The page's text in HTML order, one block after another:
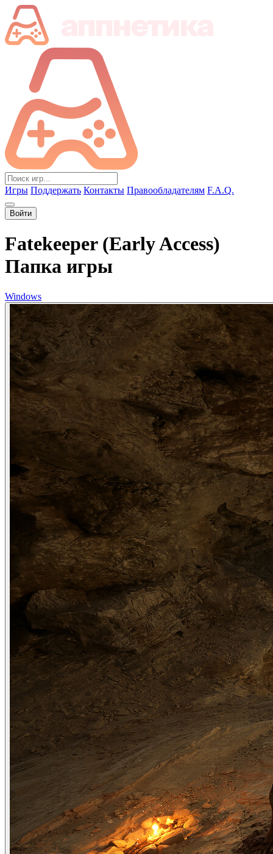
Игры Поддержать Контакты Правообладателям F.A.Q.
Войти
Fatekeeper (Early Access)
Папка игры
Windows